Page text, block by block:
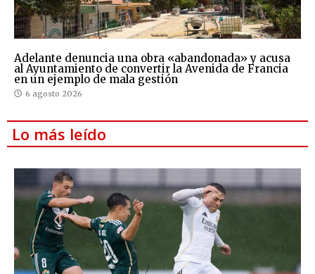
Adelante denuncia una obra «abandonada» y acusa
al Ayuntamiento de convertir la Avenida de Francia
en un ejemplo de mala gestión
6 agosto 2026
Lo más leído